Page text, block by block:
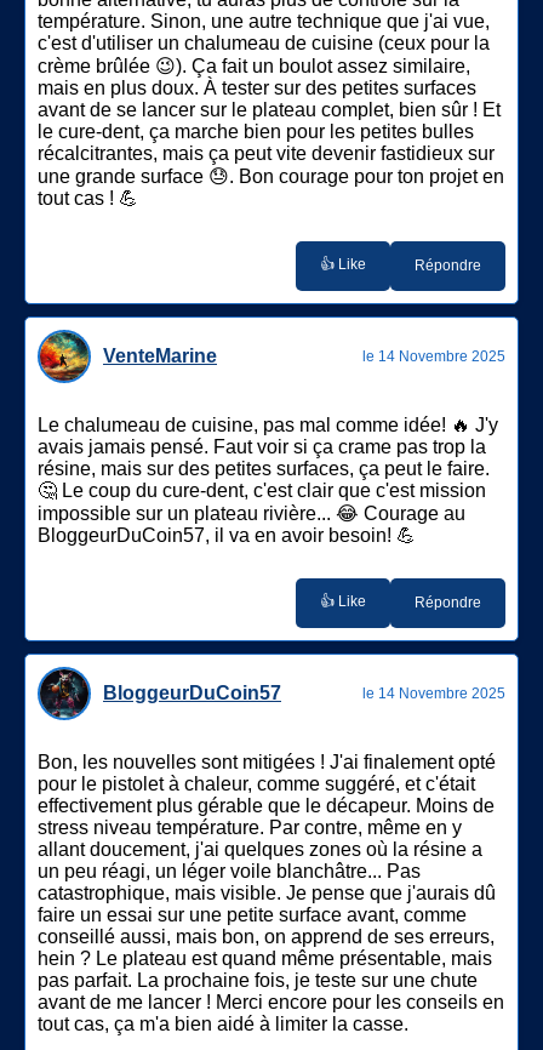
température. Sinon, une autre technique que j'ai vue,
c'est d'utiliser un chalumeau de cuisine (ceux pour la
crème brûlée 😉). Ça fait un boulot assez similaire,
mais en plus doux. À tester sur des petites surfaces
avant de se lancer sur le plateau complet, bien sûr ! Et
le cure-dent, ça marche bien pour les petites bulles
récalcitrantes, mais ça peut vite devenir fastidieux sur
une grande surface 😓. Bon courage pour ton projet en
tout cas ! 💪
👍 Like Répondre
VenteMarine le 14 Novembre 2025
Le chalumeau de cuisine, pas mal comme idée! 🔥 J'y
avais jamais pensé. Faut voir si ça crame pas trop la
résine, mais sur des petites surfaces, ça peut le faire.
🤔 Le coup du cure-dent, c'est clair que c'est mission
impossible sur un plateau rivière... 😂 Courage au
BloggeurDuCoin57, il va en avoir besoin! 💪
👍 Like Répondre
BloggeurDuCoin57 le 14 Novembre 2025
Bon, les nouvelles sont mitigées ! J'ai finalement opté
pour le pistolet à chaleur, comme suggéré, et c'était
effectivement plus gérable que le décapeur. Moins de
stress niveau température. Par contre, même en y
allant doucement, j'ai quelques zones où la résine a
un peu réagi, un léger voile blanchâtre... Pas
catastrophique, mais visible. Je pense que j'aurais dû
faire un essai sur une petite surface avant, comme
conseillé aussi, mais bon, on apprend de ses erreurs,
hein ? Le plateau est quand même présentable, mais
pas parfait. La prochaine fois, je teste sur une chute
avant de me lancer ! Merci encore pour les conseils en
tout cas, ça m'a bien aidé à limiter la casse.